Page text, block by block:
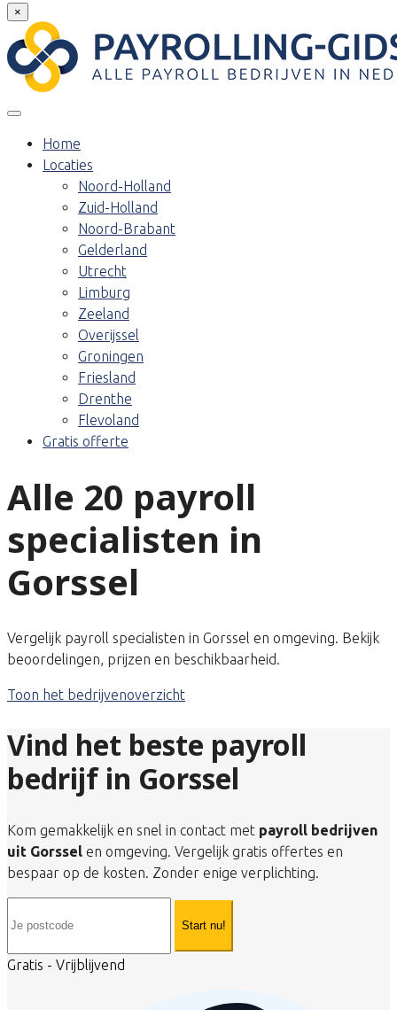
×
Home
Locaties
Noord-Holland
Zuid-Holland
Noord-Brabant
Gelderland
Utrecht
Limburg
Zeeland
Overijssel
Groningen
Friesland
Drenthe
Flevoland
Gratis offerte
Alle 20 payroll
specialisten in
Gorssel
Vergelijk payroll specialisten in Gorssel en omgeving. Bekijk
beoordelingen, prijzen en beschikbaarheid.
Toon het bedrijvenoverzicht
Vind het beste payroll
bedrijf in Gorssel
Kom gemakkelijk en snel in contact met payroll bedrijven
uit Gorssel en omgeving. Vergelijk gratis offertes en
bespaar op de kosten. Zonder enige verplichting.
Start nu!
Gratis - Vrijblijvend